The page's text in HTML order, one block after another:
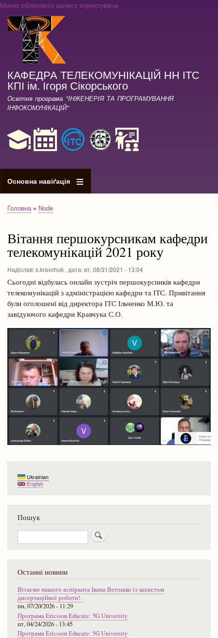
Перейти
Меню облікового запису користувача
КАФЕДРА ТЕЛЕКОМУНІКАЦІЙ НН ІТС
КПІ ім. Ігоря Сікорського
Освітня програма "ІНЖЕНЕРІЯ ТА ПРОГРАМУВАННЯ
ІНФОКОМУНІКАЦІЙ"
Основна навіґація
Рядок
Головна Node
Вітання першокурсникам кафедри
телекомунікацій 2021 року
Надіслав:s.kravchuk , дата:вт, 08/31/2021 - 13:04
Сьогодні відбулась онлайн зустріч першокурсників кафедри
телекомунікацій з адміністрацією кафедри та ІТС. Привітання
були оголошені від директора ІТС Ільченко М.Ю. та
завідуючого кафедри Кравчука С.О.
Ukrainian
English
Пошук
Пошук
Останні новини
Вітаємо нашого аспіранта Івана Ветошко із захистом
дисертаційної роботи! .
пн, 07/20/2026 - 11:29
Програма Ericsson Educate: 5G University
пт, 04/24/2026 - 13:45
Програма Ericsson Educate: 5G University